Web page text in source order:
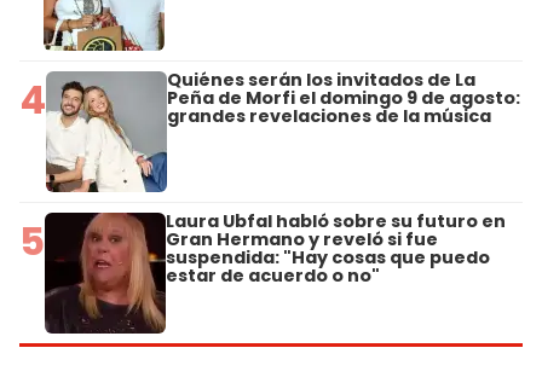
4 Quiénes serán los invitados de La
Peña de Morfi el domingo 9 de agosto:
grandes revelaciones de la música
5 Laura Ubfal habló sobre su futuro en
Gran Hermano y reveló si fue
suspendida: "Hay cosas que puedo
estar de acuerdo o no"